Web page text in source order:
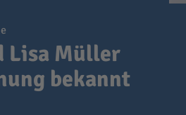
Lisa Müller
bekannt